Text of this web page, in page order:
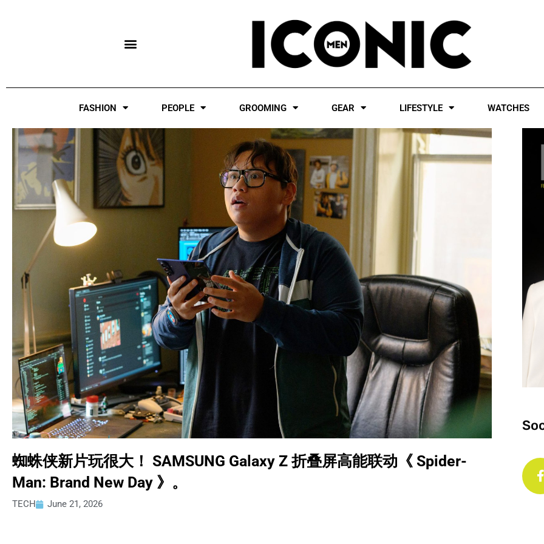
FASHION PEOPLE GROOMING GEAR LIFESTYLE WATCHES
蜘蛛侠新片玩很大！ SAMSUNG Galaxy Z 折叠屏高能联动《 Spider-
Man: Brand New Day 》。
TECH June 21, 2026
c